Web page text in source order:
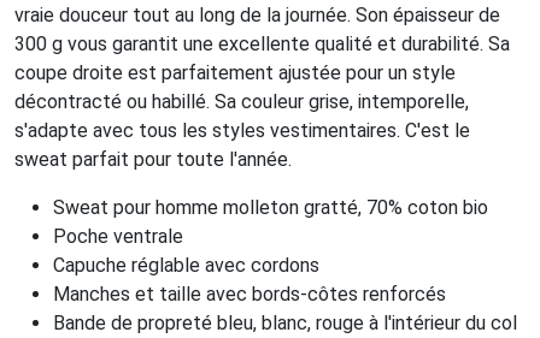
vraie douceur tout au long de la journée. Son épaisseur de
300 g vous garantit une excellente qualité et durabilité. Sa
coupe droite est parfaitement ajustée pour un style
décontracté ou habillé. Sa couleur grise, intemporelle,
s'adapte avec tous les styles vestimentaires. C'est le
sweat parfait pour toute l'année.
Sweat pour homme molleton gratté, 70% coton bio
Poche ventrale
Capuche réglable avec cordons
Manches et taille avec bords-côtes renforcés
Bande de propreté bleu, blanc, rouge à l'intérieur du col